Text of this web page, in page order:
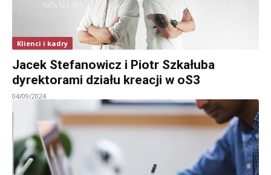
Klienci i kadry
Jacek Stefanowicz i Piotr Szkałuba
dyrektorami działu kreacji w oS3
04/09/2024